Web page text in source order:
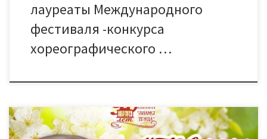
лауреаты Международного
фестиваля -конкурса
хореографического …